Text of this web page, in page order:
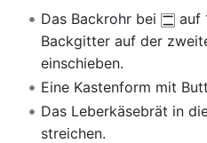
Das Backrohr bei auf
Backgitter auf der
einschieben.
Eine Kastenform mit
Das Leberkäsebrät in
streichen.